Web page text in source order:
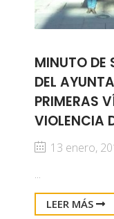
MINUTO DE
DEL
PRIMERAS
VIOLENCIA
13 enero,
...
LEER MÁS